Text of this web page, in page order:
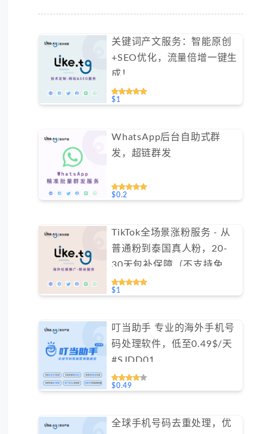
关键词产文服务：智能原创
+SEO优化，流量倍增一键生
成！
$1
WhatsApp后台自助式群
发，超链群发
$0.2
TikTok全场景涨粉服务 - 从
普通粉到泰国真人粉，20-
30天包补保障（不支持免费
测试）
$1
叮当助手 专业的海外手机号
码处理软件，低至0.49$/天
#SJDD01
$0.49
全球手机号码去重处理，优